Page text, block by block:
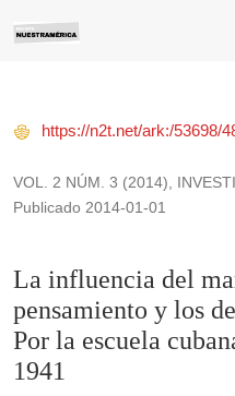
La influencia del marxismo
VOL. 2 NÚM. 3 (2014)
La influencia del
pensamiento y los
Por la escuela
1941
https://n2t.net/ark:/53698/
Publicado 2014-01-01